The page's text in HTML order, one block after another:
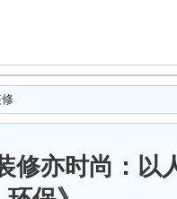
修亦时尚：以